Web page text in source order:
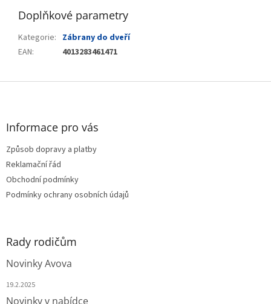
Doplňkové parametry
Kategorie: Zábrany do dveří
EAN: 4013283461471
Z
Informace pro vás
Způsob dopravy a platby
Reklamační řád
Obchodní podmínky
Podmínky ochrany osobních údajů
Rady rodičům
Novinky Avova
19.2.2025
Novinky v nabídce